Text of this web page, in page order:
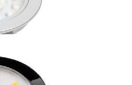
FRAGA 900ММ, 4,1W, 12V,
LED ALVARO 1,7 W, 12V,